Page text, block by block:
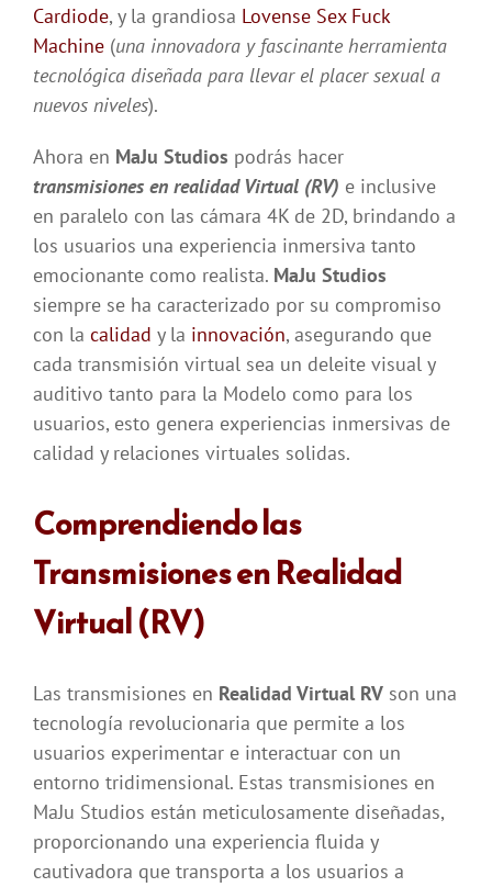
Cardiode, y la grandiosa Lovense Sex Fuck
Machine (una innovadora y fascinante herramienta
tecnológica diseñada para llevar el placer sexual a
nuevos niveles).
Ahora en MaJu Studios podrás hacer
transmisiones en realidad Virtual (RV) e inclusive
en paralelo con las cámara 4K de 2D, brindando a
los usuarios una experiencia inmersiva tanto
emocionante como realista. MaJu Studios
siempre se ha caracterizado por su compromiso
con la calidad y la innovación, asegurando que
cada transmisión virtual sea un deleite visual y
auditivo tanto para la Modelo como para los
usuarios, esto genera experiencias inmersivas de
calidad y relaciones virtuales solidas.
Comprendiendo las
Transmisiones en Realidad
Virtual (RV)
Las transmisiones en Realidad Virtual RV son una
tecnología revolucionaria que permite a los
usuarios experimentar e interactuar con un
entorno tridimensional. Estas transmisiones en
MaJu Studios están meticulosamente diseñadas,
proporcionando una experiencia fluida y
cautivadora que transporta a los usuarios a